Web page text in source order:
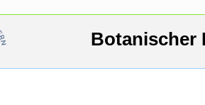
Botanischer